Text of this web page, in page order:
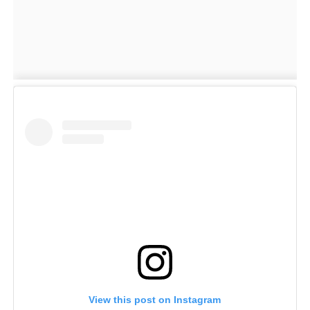
View this post on Instagram